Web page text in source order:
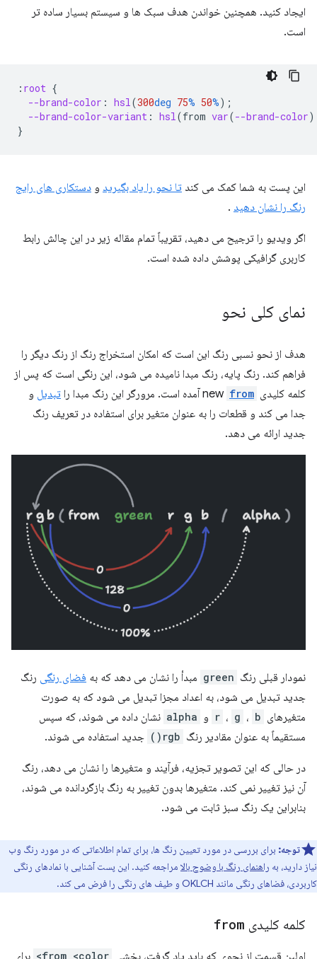
ایجاد کنید. همچنین خواندن هدف سبک ها و سیستم بسیار ساده تر
است.
: root {
--brand-color : hsl(300deg 75% 50%);
--brand-color-variant : hsl(from var(--brand-color)
}
این پست به شما کمک می کند تا نحو را یاد بگیرید و دستکاری های رایج
رنگ را نشان دهید .
اگر ویدیو را ترجیح می دهید، تقریباً تمام مقاله زیر در این چالش رابط
کاربری گرافیکی پوشش داده شده است.
نمای کلی نحو
هدف از نحو نسبی رنگ این است که امکان استخراج رنگ از رنگ دیگر را
فراهم کند. رنگ پایه، رنگ مبدا نامیده می شود، این رنگی است که پس از
کلمه کلیدی new from آمده است. مرورگر این رنگ مبدا را تبدیل و
جدا می کند و قطعات را به عنوان متغیر برای استفاده در تعریف رنگ
جدید ارائه می دهد.
نمودار قبلی رنگ green مبدأ را نشان می دهد که به فضای رنگی رنگ
جدید تبدیل می شود، به اعداد مجزا تبدیل می شود که به صورت
متغیرهای
r ، g ، b و alpha نشان داده می شوند، که سپس
مستقیماً به عنوان مقادیر رنگ rgb() جدید استفاده می شوند.
در حالی که این تصویر تجزیه، فرآیند و متغیرها را نشان می دهد، رنگ
آن نیز تغییر نمی کند. متغیرها بدون تغییر به رنگ بازگردانده می شوند،
بنابراین یک رنگ سبز ثابت می شود.
توجه: برای بررسی در مورد تعیین رنگ ها، برای تمام اطلاعاتی که در مورد رنگ وب
نیاز دارید، به راهنمای رنگ با وضوح بالا مراجعه کنید. این پست آشنایی با نمادهای رنگی
کاربردی، فضاهای رنگی مانند OKLCH و طیف های رنگی را فرض می کند.
کلمه کلیدی from
اولین قسمت از نحوی که باید یاد گرفت، بخشی from <color> برای